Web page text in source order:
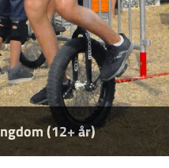
(12+ år)